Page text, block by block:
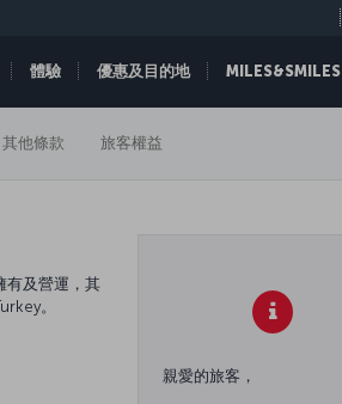
體驗 優惠及目的地 MILES&SMILES
其他條款 旅客權益
有及營運，其
。
親愛的旅客，